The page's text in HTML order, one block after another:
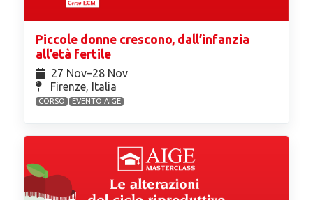
Piccole donne crescono, dall’infanzia
all’età fertile
27 Nov⁠–28 Nov
Firenze, Italia
CORSO EVENTO AIGE